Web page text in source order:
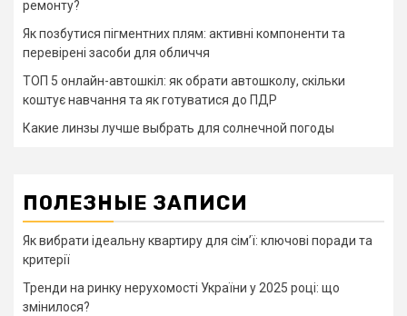
ремонту?
Як позбутися пігментних плям: активні компоненти та
перевірені засоби для обличчя
ТОП 5 онлайн-автошкіл: як обрати автошколу, скільки
коштує навчання та як готуватися до ПДР
Какие линзы лучше выбрать для солнечной погоды
ПОЛЕЗНЫЕ ЗАПИСИ
Як вибрати ідеальну квартиру для сім’ї: ключові поради та
критерії
Тренди на ринку нерухомості України у 2025 році: що
змінилося?